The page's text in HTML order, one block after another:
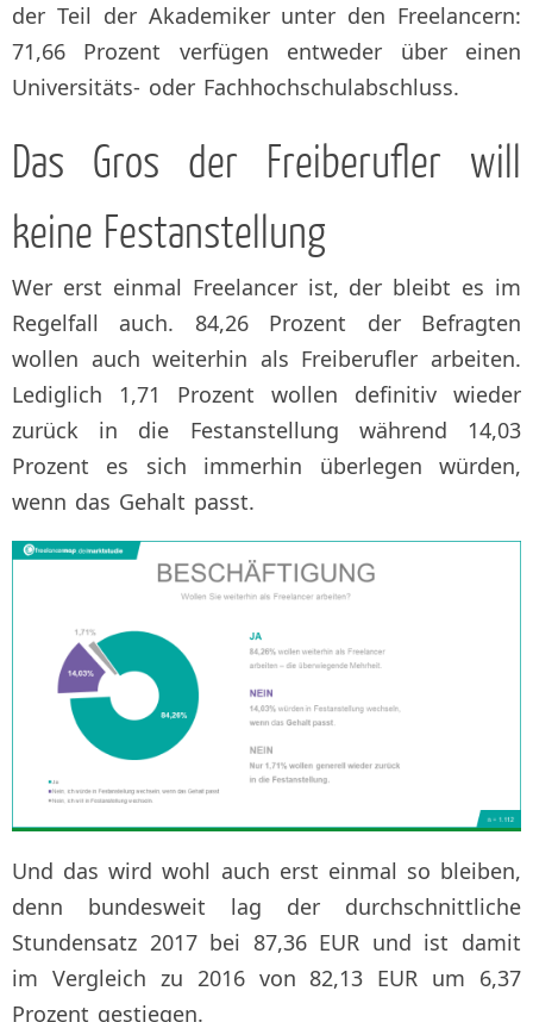
der Teil der Akademiker unter den Freelancern:
71,66 Prozent verfügen entweder über einen
Universitäts- oder Fachhochschulabschluss.
Das Gros der Freiberufler will
keine Festanstellung
Wer erst einmal Freelancer ist, der bleibt es im
Regelfall auch. 84,26 Prozent der Befragten
wollen auch weiterhin als Freiberufler arbeiten.
Lediglich 1,71 Prozent wollen definitiv wieder
zurück in die Festanstellung während 14,03
Prozent es sich immerhin überlegen würden,
wenn das Gehalt passt.
Und das wird wohl auch erst einmal so bleiben,
denn bundesweit lag der durchschnittliche
Stundensatz 2017 bei 87,36 EUR und ist damit
im Vergleich zu 2016 von 82,13 EUR um 6,37
Prozent gestiegen.